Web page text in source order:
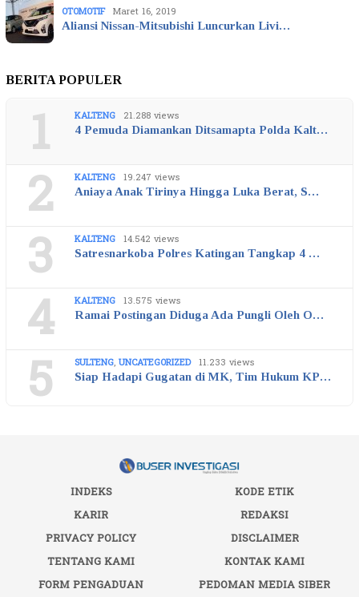
OTOMOTIF Maret 16, 2019
Aliansi Nissan-Mitsubishi Luncurkan Livi…
BERITA POPULER
1 KALTENG 21.288 views
4 Pemuda Diamankan Ditsamapta Polda Kalt…
2 KALTENG 19.247 views
Aniaya Anak Tirinya Hingga Luka Berat, S…
3 KALTENG 14.542 views
Satresnarkoba Polres Katingan Tangkap 4 …
4 KALTENG 13.575 views
Ramai Postingan Diduga Ada Pungli Oleh O…
5 SULTENG, UNCATEGORIZED 11.233 views
Siap Hadapi Gugatan di MK, Tim Hukum KP…
INDEKS
KODE ETIK
KARIR
REDAKSI
PRIVACY POLICY
DISCLAIMER
TENTANG KAMI
KONTAK KAMI
FORM PENGADUAN
PEDOMAN MEDIA SIBER